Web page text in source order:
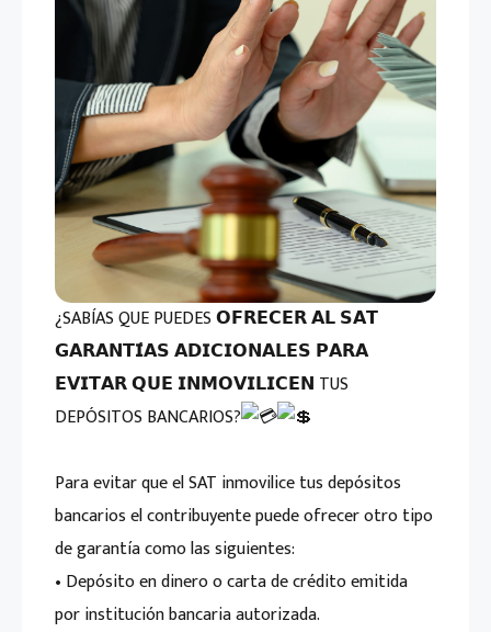
¿SABÍAS QUE PUEDES 𝗢𝗙𝗥𝗘𝗖𝗘𝗥 𝗔𝗟 𝗦𝗔𝗧
𝗚𝗔𝗥𝗔𝗡𝗧𝗜́𝗔𝗦 𝗔𝗗𝗜𝗖𝗜𝗢𝗡𝗔𝗟𝗘𝗦 𝗣𝗔𝗥𝗔
𝗘𝗩𝗜𝗧𝗔𝗥 𝗤𝗨𝗘 𝗜𝗡𝗠𝗢𝗩𝗜𝗟𝗜𝗖𝗘𝗡 TUS
DEPÓSITOS BANCARIOS?
Para evitar que el SAT inmovilice tus depósitos
bancarios el contribuyente puede ofrecer otro tipo
de garantía como las siguientes:
• Depósito en dinero o carta de crédito emitida
por institución bancaria autorizada.